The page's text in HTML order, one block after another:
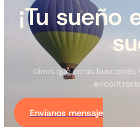
¡Tu
Dinos qué estás
Envíanos mensaje